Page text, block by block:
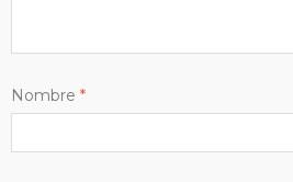
Nombre *